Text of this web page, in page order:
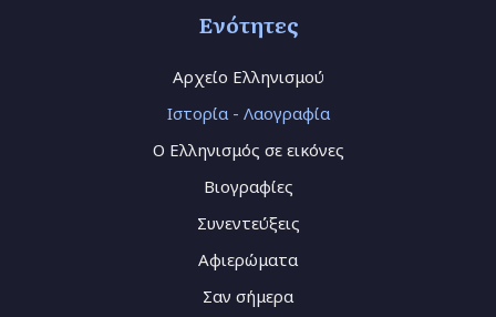
Ενότητες
Αρχείο Ελληνισμού
Ιστορία - Λαογραφία
Ο Ελληνισμός σε εικόνες
Βιογραφίες
Συνεντεύξεις
Αφιερώματα
Σαν σήμερα